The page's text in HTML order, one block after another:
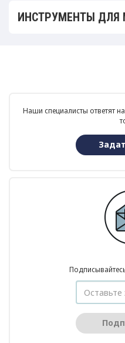
ИНСТРУМЕНТЫ
Наши специалисты ответят